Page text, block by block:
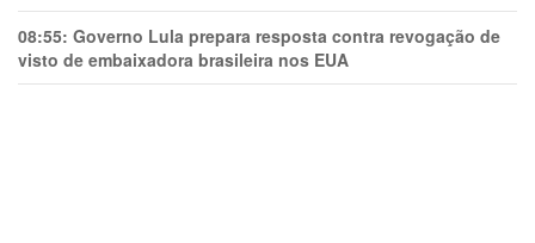
08:55: Governo Lula prepara resposta contra revogação de
visto de embaixadora brasileira nos EUA